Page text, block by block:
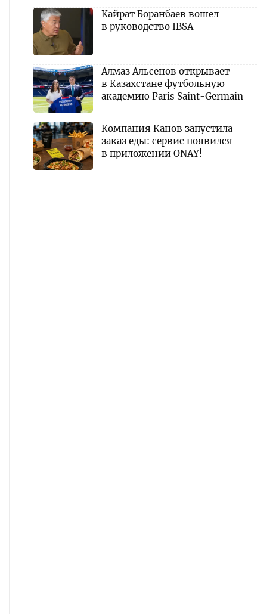
Кайрат Боранбаев вошел
в руководство IBSA
Алмаз Альсенов открывает
в Казахстане футбольную
академию Paris Saint-Germain
Компания Канов запустила
заказ еды: сервис появился
в приложении ONAY!